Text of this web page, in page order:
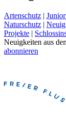
Artenschutz |
Naturschutz |
Projekte |
Neuigkeiten aus
abonnieren